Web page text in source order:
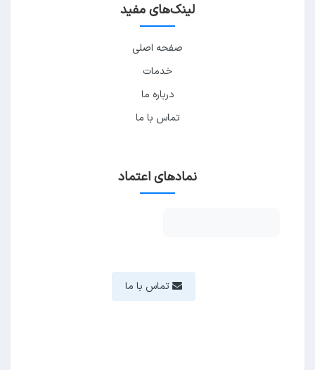
لینک‌های مفید
صفحه اصلی
خدمات
درباره ما
تماس با ما
نمادهای اعتماد
تماس با ما